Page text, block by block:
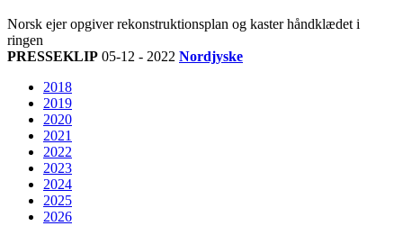
Norsk ejer opgiver rekonstruktionsplan og kaster håndklædet i
ringen
PRESSEKLIP 05-12 - 2022 Nordjyske
2018
2019
2020
2021
2022
2023
2024
2025
2026